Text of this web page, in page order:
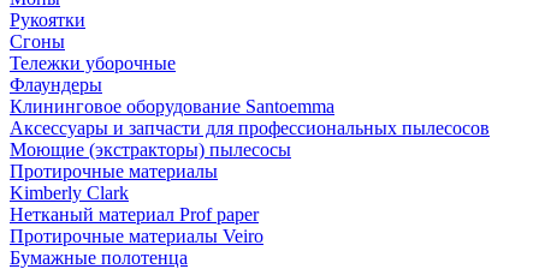
Рукоятки
Сгоны
Тележки уборочные
Флаундеры
Клининговое оборудование Santoemma
Аксессуары и запчасти для профессиональных пылесосов
Моющие (экстракторы) пылесосы
Протирочные материалы
Kimberly Clark
Нетканый материал Prof paper
Протирочные материалы Veiro
Бумажные полотенца